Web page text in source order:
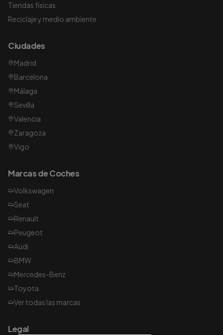
Tiendas físicas
Reciclaje y medio ambiente
Ciudades
Madrid
Barcelona
Málaga
Sevilla
Valencia
Zaragoza
Vigo
Marcas de Coches
Volkswagen
Seat
Renault
Peugeot
Audi
BMW
Mercedes-Benz
Toyota
Ver todas las marcas
Legal